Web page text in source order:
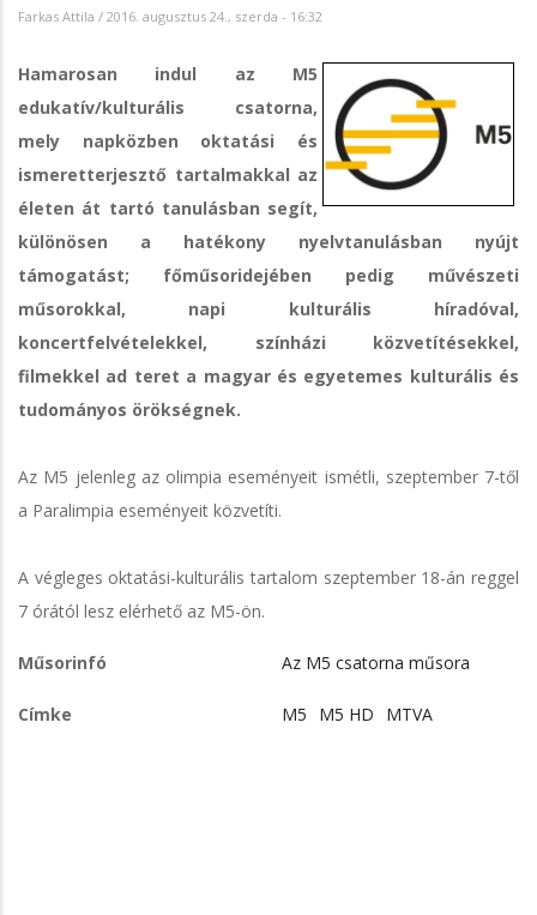
Farkas Attila / 2016. augusztus 24., szerda - 16:32
Hamarosan indul az M5
edukatív/kulturális csatorna,
mely napközben oktatási és
ismeretterjesztő tartalmakkal az
életen át tartó tanulásban segít,
különösen a hatékony nyelvtanulásban nyújt
támogatást; főműsoridejében pedig művészeti
műsorokkal, napi kulturális híradóval,
koncertfelvételekkel, színházi közvetítésekkel,
filmekkel ad teret a magyar és egyetemes kulturális és
tudományos örökségnek.
Az M5 jelenleg az olimpia eseményeit ismétli, szeptember 7-től
a Paralimpia eseményeit közvetíti.
A végleges oktatási-kulturális tartalom szeptember 18-án reggel
7 órától lesz elérhető az M5-ön.
Műsorinfó Az M5 csatorna műsora
Címke M5 M5 HD MTVA